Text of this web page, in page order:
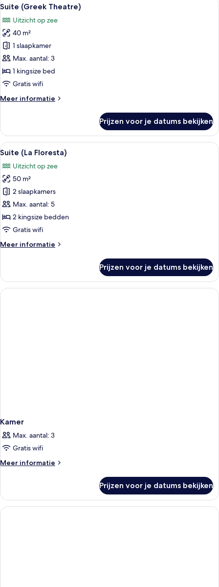
laden
op
(Deluxe
with
Balcony
or
Terrace)
foto's
voor
Suite
(Greek
Theatre)
laden
6
Suite (Greek Theatre)
Uitzicht op zee
40 m²
1 slaapkamer
Max. aantal: 3
1 kingsize bed
Gratis wifi
Meer informatie
Meer
(Greek
Theatre)
Prijzen voor je datums bekijken
Alle
foto's
voor
Suite
(La
Floresta)
laden
Een historisch gebouw met een
6
Suite (La Floresta)
Uitzicht op zee
50 m²
2 slaapkamers
Max. aantal: 5
2 kingsize bedden
Gratis wifi
Meer informatie
Meer
(La
Floresta)
Prijzen voor je datums bekijken
Kamer
Max. aantal: 3
Gratis wifi
Meer informatie
Meer
Prijzen voor je datums bekijken